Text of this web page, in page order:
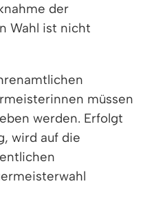
der
Wahl ist nicht
müssen
werden. Erfolgt
wird auf die